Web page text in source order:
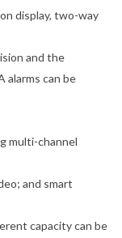
display, two-way
and the
alarms can be
multi-channel
and smart
capacity can be